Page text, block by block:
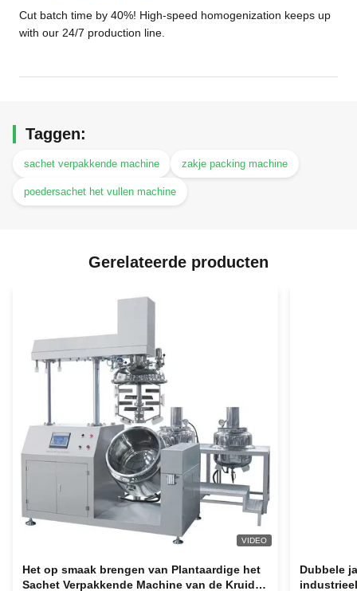
Cut batch time by 40%! High-speed homogenization keeps up
with our 24/7 production line.
Taggen:
sachet verpakkende machine zakje packing machine
poedersachet het vullen machine
Gerelateerde producten
VIDEO
Het op smaak brengen van Plantaardige het
Sachet Verpakkende Machine van de Kruid
Dubbele